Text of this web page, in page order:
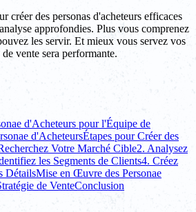
créer des personas d'acheteurs efficaces
approfondies. Plus vous comprenez
les servir. Et mieux vous servez vos
vente sera performante.
d'Acheteurs pour l'Équipe de
d'AcheteursÉtapes pour Créer des
Votre Marché Cible2. Analysez
les Segments de Clients4. Créez
DétailsMise en Œuvre des Personae
de VenteConclusion